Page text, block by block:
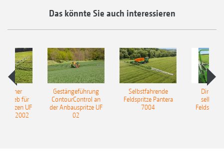
Das könnte Sie auch interessieren
für
UF
UF 2002
Gestängeführung
ContourControl an
der Anbauspritze UF
02
Selbstfahrende
Feldspritze Pantera
7004